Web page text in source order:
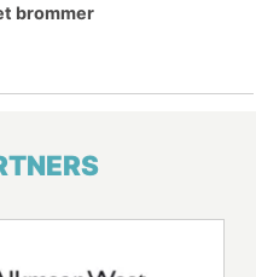
brommer